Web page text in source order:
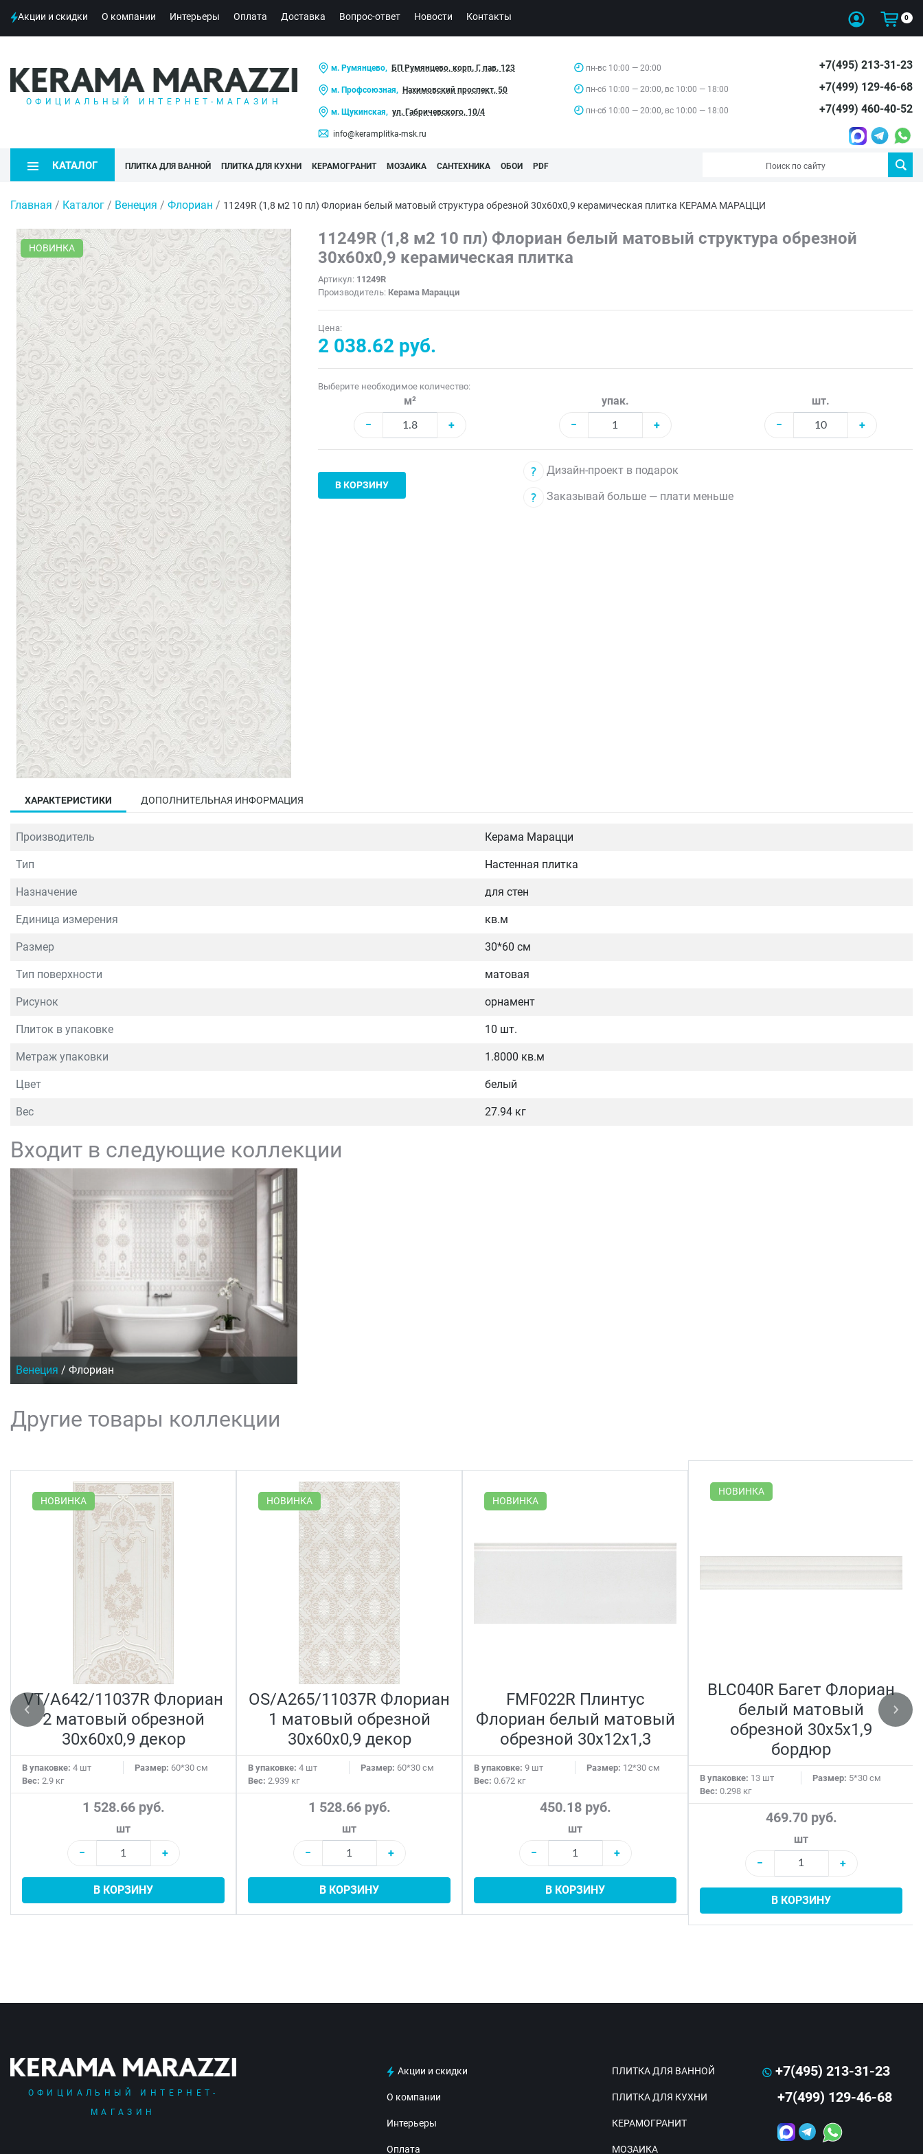
Акции и скидки О компании Интерьеры Оплата Доставка Вопрос-ответ Новости Контакты 0
ОФИЦИАЛЬНЫЙ ИНТЕРНЕТ-МАГАЗИН
м. Румянцево, БП Румянцево, корп. Г, пав. 123
м. Профсоюзная, Нахимовский проспект, 50
м. Щукинская, ул. Габричевского, 10/4
info@keramplitka-msk.ru
пн-вс 10:00 — 20:00
пн-сб 10:00 — 20:00, вс 10:00 — 18:00
пн-сб 10:00 — 20:00, вс 10:00 — 18:00
+7(495) 213-31-23
+7(499) 129-46-68
+7(499) 460-40-52
КАТАЛОГ ПЛИТКА ДЛЯ ВАННОЙ ПЛИТКА ДЛЯ КУХНИ КЕРАМОГРАНИТ МОЗАИКА САНТЕХНИКА ОБОИ PDF
Главная / Каталог / Венеция / Флориан / 11249R (1,8 м2 10 пл) Флориан белый матовый структура обрезной 30x60x0,9 керамическая плитка КЕРАМА МАРАЦЦИ
НОВИНКА
11249R (1,8 м2 10 пл) Флориан белый матовый структура обрезной
30x60x0,9 керамическая плитка
Артикул: 11249R
Производитель: Керама Марацци
Цена:
2 038.62 руб.
Выберите необходимое количество:
м²
−
+
упак.
−
+
шт.
−
+
В КОРЗИНУ
Дизайн-проект в подарок
Заказывай больше — плати меньше
ХАРАКТЕРИСТИКИ ДОПОЛНИТЕЛЬНАЯ ИНФОРМАЦИЯ
Производитель Керама Марацци
Тип Настенная плитка
Назначение для стен
Единица измерения кв.м
Размер 30*60 см
Тип поверхности матовая
Рисунок орнамент
Плиток в упаковке 10 шт.
Метраж упаковки 1.8000 кв.м
Цвет белый
Вес 27.94 кг
Входит в следующие коллекции
Венеция / Флориан
Другие товары коллекции
НОВИНКА
VT/A642/11037R Флориан
2 матовый обрезной
30x60x0,9 декор
В упаковке: 4 шт Размер: 60*30 см
Вес: 2.9 кг
1 528.66 руб.
шт
−
+
В КОРЗИНУ
НОВИНКА
OS/A265/11037R Флориан
1 матовый обрезной
30x60x0,9 декор
В упаковке: 4 шт Размер: 60*30 см
Вес: 2.939 кг
1 528.66 руб.
шт
−
+
В КОРЗИНУ
НОВИНКА
FMF022R Плинтус
Флориан белый матовый
обрезной 30x12x1,3
В упаковке: 9 шт Размер: 12*30 см
Вес: 0.672 кг
450.18 руб.
шт
−
+
В КОРЗИНУ
НОВИНКА
BLC040R Багет Флориан
белый матовый
обрезной 30x5x1,9
бордюр
В упаковке: 13 шт Размер: 5*30 см
Вес: 0.298 кг
469.70 руб.
шт
−
+
В КОРЗИНУ
ОФИЦИАЛЬНЫЙ ИНТЕРНЕТ-
МАГАЗИН
Акции и скидки
О компании
Интерьеры
Оплата
ПЛИТКА ДЛЯ ВАННОЙ
ПЛИТКА ДЛЯ КУХНИ
КЕРАМОГРАНИТ
МОЗАИКА
+7(495) 213-31-23
+7(499) 129-46-68